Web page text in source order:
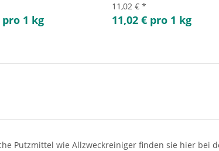
pro 1 kg
11,02 € *
11,02 € pro 1 kg
Putzmittel wie Allzweckreiniger finden sie hier